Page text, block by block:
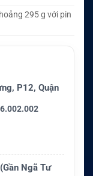
295 g với pin
P12, Quận
Ngã Tư